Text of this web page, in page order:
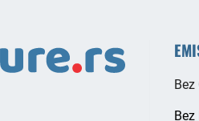
Bez
Bez